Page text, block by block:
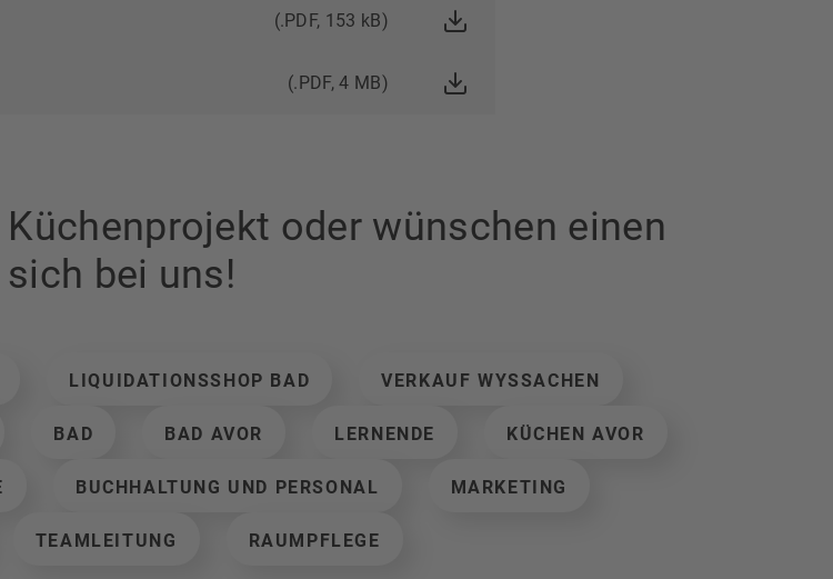
(.PDF, 153 kB)
(.PDF, 4 MB)
oder wünschen einen
bei uns!
LIQUIDATIONSSHOP BAD VERKAUF WYSSACHEN
BAD BAD AVOR LERNENDE KÜCHEN AVOR
BUCHHALTUNG UND PERSONAL MARKETING
TEAMLEITUNG RAUMPFLEGE